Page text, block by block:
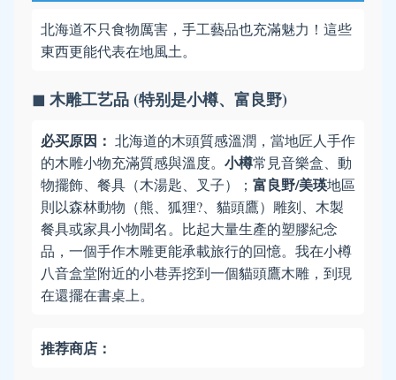
北海道不只食物厲害，手工藝品也充滿魅力！這些
東西更能代表在地風土。
◼ 木雕工艺品 (特别是小樽、富良野)
必买原因： 北海道的木頭質感溫潤，當地匠人手作
的木雕小物充滿質感與溫度。 小樽常見音樂盒、動
物擺飾、餐具（木湯匙、叉子）； 富良野/美瑛地區
則以森林動物（熊、狐狸?、貓頭鷹）雕刻、木製
餐具或家具小物聞名。比起大量生產的塑膠紀念
品，一個手作木雕更能承載旅行的回憶。我在小樽
八音盒堂附近的小巷弄挖到一個貓頭鷹木雕，到現
在還擺在書桌上。
推荐商店：